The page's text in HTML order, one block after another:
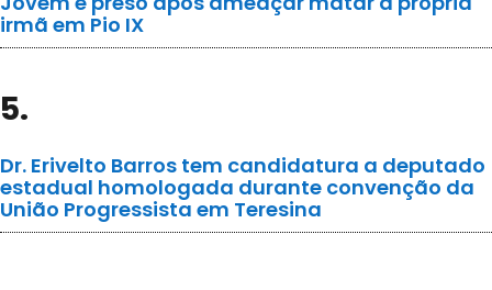
irmã em Pio IX
5.
Dr. Erivelto Barros tem candidatura a deputado
estadual homologada durante convenção da
União Progressista em Teresina